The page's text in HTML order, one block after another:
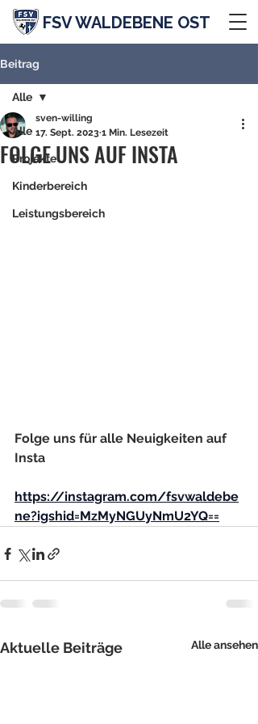
FSV WALDEBENE OST
Beitrag
Alle
Projekte
Kinderbereich
Leistungsbereich
Alle
FOLGE UNS AUF INSTA
sven-willing
17. Sept. 2023 1 Min. Lesezeit
Folge uns für alle Neuigkeiten auf
Insta
https://instagram.com/fsvwaldebe
ne?igshid=MzMyNGUyNmU2YQ==
Aktuelle Beiträge Alle ansehen